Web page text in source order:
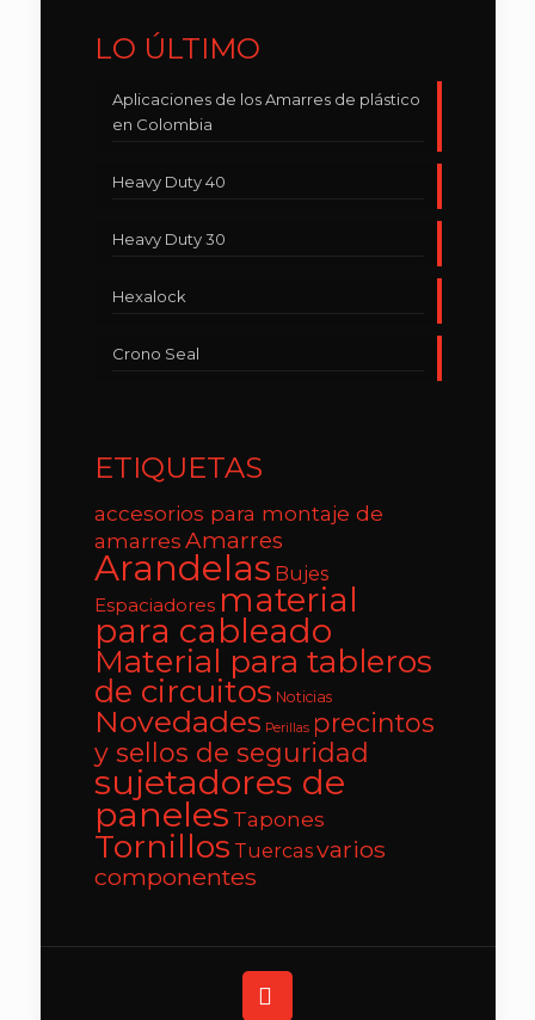
LO ÚLTIMO
Aplicaciones de los Amarres de plástico
en Colombia
Heavy Duty 40
Heavy Duty 30
Hexalock
Crono Seal
ETIQUETAS
accesorios para montaje de
amarresAmarres
Arandelas Bujes
Espaciadores material
para cableado
Material para tableros
de circuitos Noticias
Novedades Perillas precintos
y sellos de seguridad
sujetadores de
paneles Tapones
Tornillos Tuercasvarios
componentes